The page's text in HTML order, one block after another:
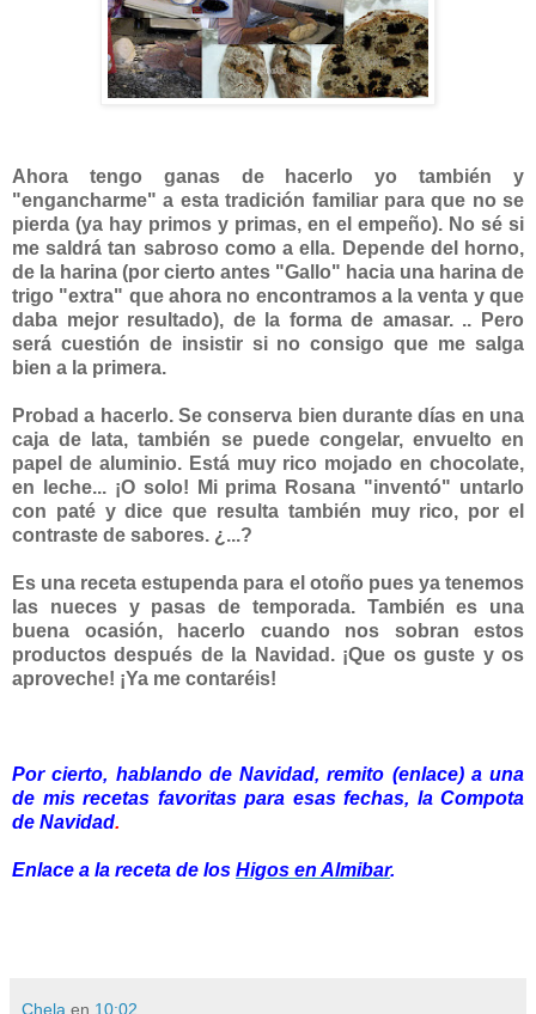
Ahora tengo ganas de hacerlo yo también y
"engancharme" a esta tradición familiar para que no se
pierda (ya hay primos y primas, en el empeño). No sé si
me saldrá tan sabroso como a ella. Depende del horno,
de la harina (por cierto antes "Gallo" hacia una harina de
trigo "extra" que ahora no encontramos a la venta y que
daba mejor resultado), de la forma de amasar. .. Pero
será cuestión de insistir si no consigo que me salga
bien a la primera.
Probad a hacerlo. Se conserva bien durante días en una
caja de lata, también se puede congelar, envuelto en
papel de aluminio. Está muy rico mojado en chocolate,
en leche... ¡O solo! Mi prima Rosana "inventó" untarlo
con paté y dice que resulta también muy rico, por el
contraste de sabores. ¿...?
Es una receta estupenda para el otoño pues ya tenemos
las nueces y pasas de temporada. También es una
buena ocasión, hacerlo cuando nos sobran estos
productos después de la Navidad. ¡Que os guste y os
aproveche! ¡Ya me contaréis!
Por cierto, hablando de Navidad, remito (enlace) a una
de mis recetas favoritas para esas fechas, la Compota
de Navidad.
Enlace a la receta de los Higos en Almibar.
Chela en 10:02